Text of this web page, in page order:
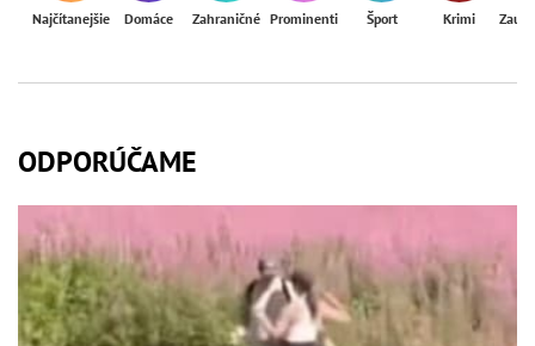
Najčítanejšie Domáce Zahraničné Prominenti Šport Krimi
ODPORÚČAME